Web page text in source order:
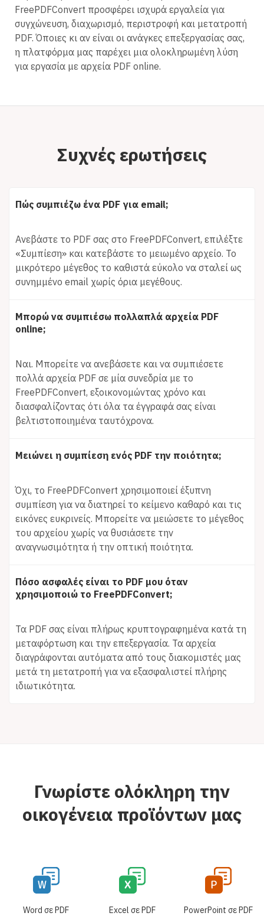
FreePDFConvert προσφέρει ισχυρά εργαλεία για
συγχώνευση, διαχωρισμό, περιστροφή και μετατροπή
PDF. Όποιες κι αν είναι οι ανάγκες επεξεργασίας σας,
η πλατφόρμα μας παρέχει μια ολοκληρωμένη λύση
για εργασία με αρχεία PDF online.
Συχνές ερωτήσεις
Πώς συμπιέζω ένα PDF για email;
Ανεβάστε το PDF σας στο FreePDFConvert, επιλέξτε
«Συμπίεση» και κατεβάστε το μειωμένο αρχείο. Το
μικρότερο μέγεθος το καθιστά εύκολο να σταλεί ως
συνημμένο email χωρίς όρια μεγέθους.
Μπορώ να συμπιέσω πολλαπλά αρχεία PDF
online;
Ναι. Μπορείτε να ανεβάσετε και να συμπιέσετε
πολλά αρχεία PDF σε μία συνεδρία με το
FreePDFConvert, εξοικονομώντας χρόνο και
διασφαλίζοντας ότι όλα τα έγγραφά σας είναι
βελτιστοποιημένα ταυτόχρονα.
Μειώνει η συμπίεση ενός PDF την ποιότητα;
Όχι, το FreePDFConvert χρησιμοποιεί έξυπνη
συμπίεση για να διατηρεί το κείμενο καθαρό και τις
εικόνες ευκρινείς. Μπορείτε να μειώσετε το μέγεθος
του αρχείου χωρίς να θυσιάσετε την
αναγνωσιμότητα ή την οπτική ποιότητα.
Πόσο ασφαλές είναι το PDF μου όταν
χρησιμοποιώ το FreePDFConvert;
Τα PDF σας είναι πλήρως κρυπτογραφημένα κατά τη
μεταφόρτωση και την επεξεργασία. Τα αρχεία
διαγράφονται αυτόματα από τους διακομιστές μας
μετά τη μετατροπή για να εξασφαλιστεί πλήρης
ιδιωτικότητα.
Γνωρίστε ολόκληρη την
οικογένεια προϊόντων μας
Word σε PDF Excel σε PDF PowerPoint σε PDF